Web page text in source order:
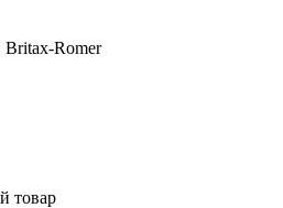
Romer
товар